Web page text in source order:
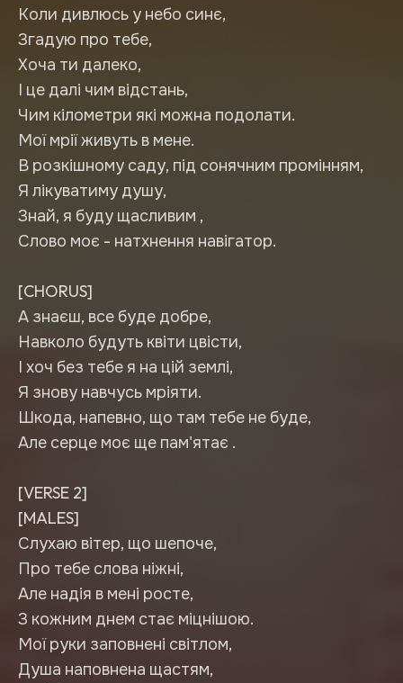
Коли дивлюсь у небо синє,
Згадую про тебе,
Хоча ти далеко,
І це далі чим відстань,
Чим кілометри які можна подолати.
Мої мрії живуть в мене.
В розкішному саду, під сонячним промінням,
Я лікуватиму душу,
Знай, я буду щасливим ,
Слово моє - натхнення навігатор.
[CHORUS]
А знаєш, все буде добре,
Навколо будуть квіти цвісти,
І хоч без тебе я на цій землі,
Я знову навчусь мріяти.
Шкода, напевно, що там тебе не буде,
Але серце моє ще пам'ятає .
[VERSE 2]
[MALES]
Слухаю вітер, що шепоче,
Про тебе слова ніжні,
Але надія в мені росте,
З кожним днем стає міцнішою.
Мої руки заповнені світлом,
Душа наповнена щастям,